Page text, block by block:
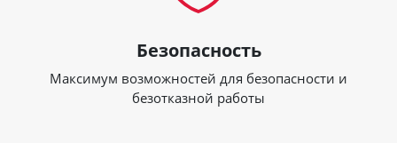
Безопасность
Максимум возможностей для безопасности и
безотказной работы